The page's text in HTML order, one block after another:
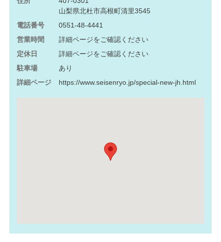
山梨県北杜市高根町清里3545
電話番号
0551-48-4441
営業時間
詳細ページをご確認ください
定休日
詳細ページをご確認ください
駐車場
あり
詳細ページ
https://www.seisenryo.jp/special-new-jh.html